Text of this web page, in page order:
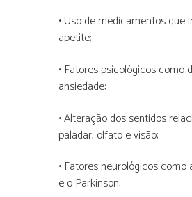
• Uso de medicamentos que
apetite;
• Fatores psicológicos como
ansiedade;
• Alteração dos sentidos
paladar, olfato e visão;
• Fatores neurológicos
e o Parkinson;